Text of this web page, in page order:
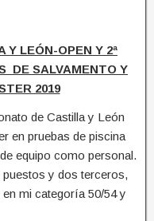
Y LEÓN-OPEN Y 2ª
DE SALVAMENTO Y
2019
de Castilla y León
en pruebas de piscina
equipo como personal.
y dos terceros,
mi categoría 50/54 y